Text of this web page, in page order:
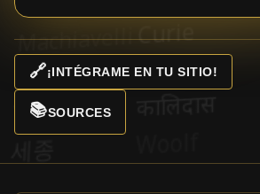
🔗¡INTÉGRAME EN TU SITIO!
📚SOURCES